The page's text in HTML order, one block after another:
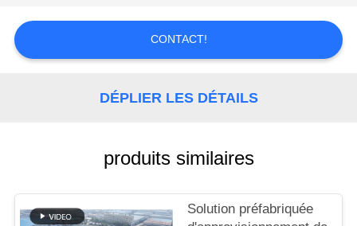
CONTRÔLE
QUALITÉ
CONTACT!
DÉPLIER LES DÉTAILS
produits similaires
Solution préfabriquée